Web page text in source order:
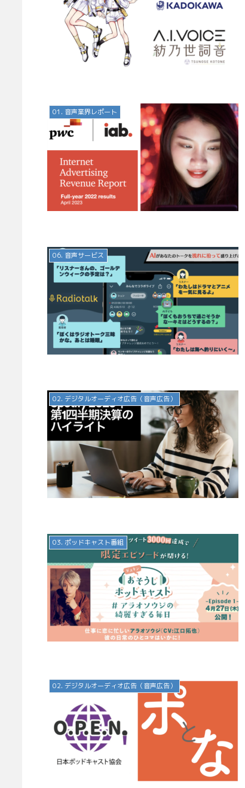
01. 音声業界レポート
06. 音声サービス
02. デジタルオーディオ広告（音声広告）
03. ポッドキャスト番組
02. デジタルオーディオ広告（音声広告）